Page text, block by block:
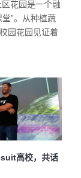
花园是一个融
”。从种植蔬
园花园见证着
高校，共话